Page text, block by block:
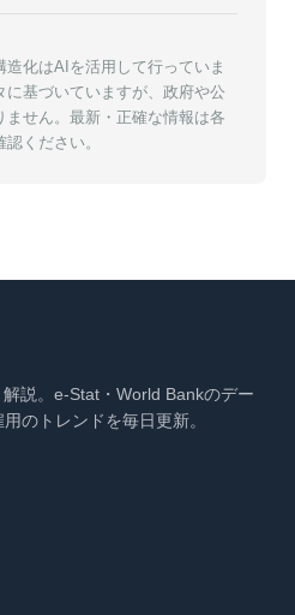
化はAIを活用して行っていま
基づいていますが、政府や公
ません。最新・正確な情報は各
ください。
説。e-Stat・World Bankのデー
のトレンドを毎日更新。